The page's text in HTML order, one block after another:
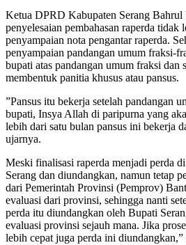
Ketua DPRD Kabupaten Serang Bahrul
penyelesaian pembahasan raperda tidak
penyampaian nota pengantar raperda.
penyampaian pandangan umum fraksi-
bupati atas pandangan umum fraksi dan
membentuk panitia khusus atau pansus.
”Pansus itu bekerja setelah pandangan
bupati, Insya Allah di paripurna yang
lebih dari satu bulan pansus ini bekerja
ujarnya.
Meski finalisasi raperda menjadi perda
Serang dan diundangkan, namun tetap
dari Pemerintah Provinsi (Pemprov)
evaluasi dari provinsi, sehingga nanti
perda itu diundangkan oleh Bupati
evaluasi provinsi sejauh mana. Jika
lebih cepat juga perda ini diundangkan,”